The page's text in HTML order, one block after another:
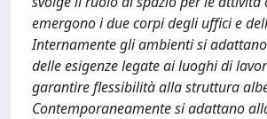
emergono i due corpi degli uffici e
Internamente gli ambienti si
delle esigenze legate ai luoghi di
garantire flessibilità alla struttura
Contemporaneamente si adattano